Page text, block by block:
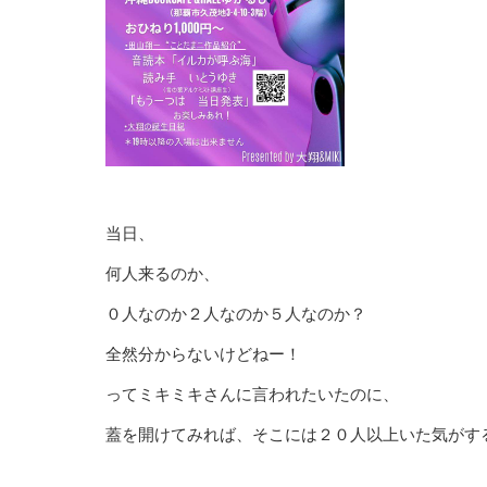
当日、
何人来るのか、
０人なのか２人なのか５人なのか？
全然分からないけどねー！
ってミキミキさんに言われたいたのに、
蓋を開けてみれば、そこには２０人以上いた気がす